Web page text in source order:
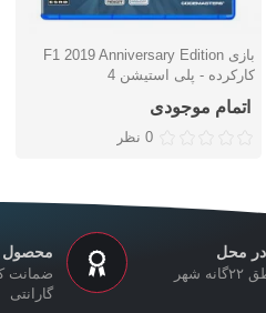
دوست داشتن
بازی F1 2019 Anniversary Edition
کارکرده - پلی استیشن 4
اتمام موجودی
0 نظر
محل
برای مناطق ۲۲گانه شهر
محصول
ضمانت
گارانتی